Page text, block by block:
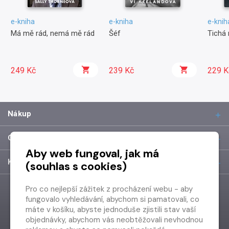
e-kniha
Má mě rád, nemá mě rád
249 Kč
e-kniha
Šéf
239 Kč
e-
Tichá
229
Nákup
O společnosti
Kontakt
Aby web fungoval, jak má
(souhlas s cookies)
Pro co nejlepší zážitek z procházení webu - aby
fungovalo vyhledávání, abychom si pamatovali, co
máte v košíku, abyste jednoduše zjistili stav vaší
objednávky, abychom vás neobtěžovali nevhodnou